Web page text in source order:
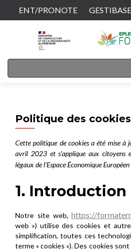
ENT/PRONOTE GESTIBASE
Politique des cookies
Cette politique de cookies a été mise à
avril 2023 et s’applique aux citoyens
légaux de l’Espace Économique Européen
1. Introduction
Notre site web,https://
web ») utilise des cookies et
simplification, toutes ces
terme « cookies »). Des cookies